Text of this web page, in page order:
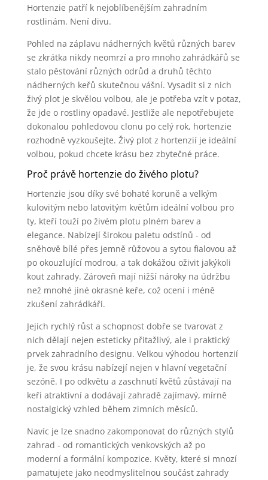
Hortenzie patří k nejoblíbenějším zahradním
rostlinám. Není divu.
Pohled na záplavu nádherných květů různých barev
se zkrátka nikdy neomrzí a pro mnoho zahrádkářů se
stalo pěstování různých odrůd a druhů těchto
nádherných keřů skutečnou vášní. Vysadit si z nich
živý plot je skvělou volbou, ale je potřeba vzít v potaz,
že jde o rostliny opadavé. Jestliže ale nepotřebujete
dokonalou pohledovou clonu po celý rok, hortenzie
rozhodně vyzkoušejte. Živý plot z hortenzií je ideální
volbou, pokud chcete krásu bez zbytečné práce.
Proč právě hortenzie do živého plotu?
Hortenzie jsou díky své bohaté koruně a velkým
kulovitým nebo latovitým květům ideální volbou pro
ty, kteří touží po živém plotu plném barev a
elegance. Nabízejí širokou paletu odstínů - od
sněhově bílé přes jemně růžovou a sytou fialovou až
po okouzlující modrou, a tak dokážou oživit jakýkoli
kout zahrady. Zároveň mají nižší nároky na údržbu
než mnohé jiné okrasné keře, což ocení i méně
zkušení zahrádkáři.
Jejich rychlý růst a schopnost dobře se tvarovat z
nich dělají nejen esteticky přitažlivý, ale i praktický
prvek zahradního designu. Velkou výhodou hortenzií
je, že svou krásu nabízejí nejen v hlavní vegetační
sezóně. I po odkvětu a zaschnutí květů zůstávají na
keři atraktivní a dodávají zahradě zajímavý, mírně
nostalgický vzhled během zimních měsíců.
Navíc je lze snadno zakomponovat do různých stylů
zahrad - od romantických venkovských až po
moderní a formální kompozice. Květy, které si mnozí
pamatujete jako neodmyslitelnou součást zahrady